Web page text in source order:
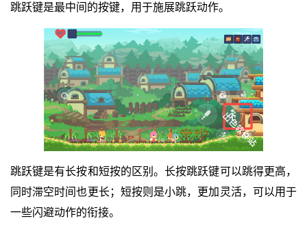
跳跃键是最中间的按键，用于施展跳跃动作。
跳跃键是有长按和短按的区别。长按跳跃键可以跳得更高，
同时滞空时间也更长；短按则是小跳，更加灵活，可以用于
一些闪避动作的衔接。